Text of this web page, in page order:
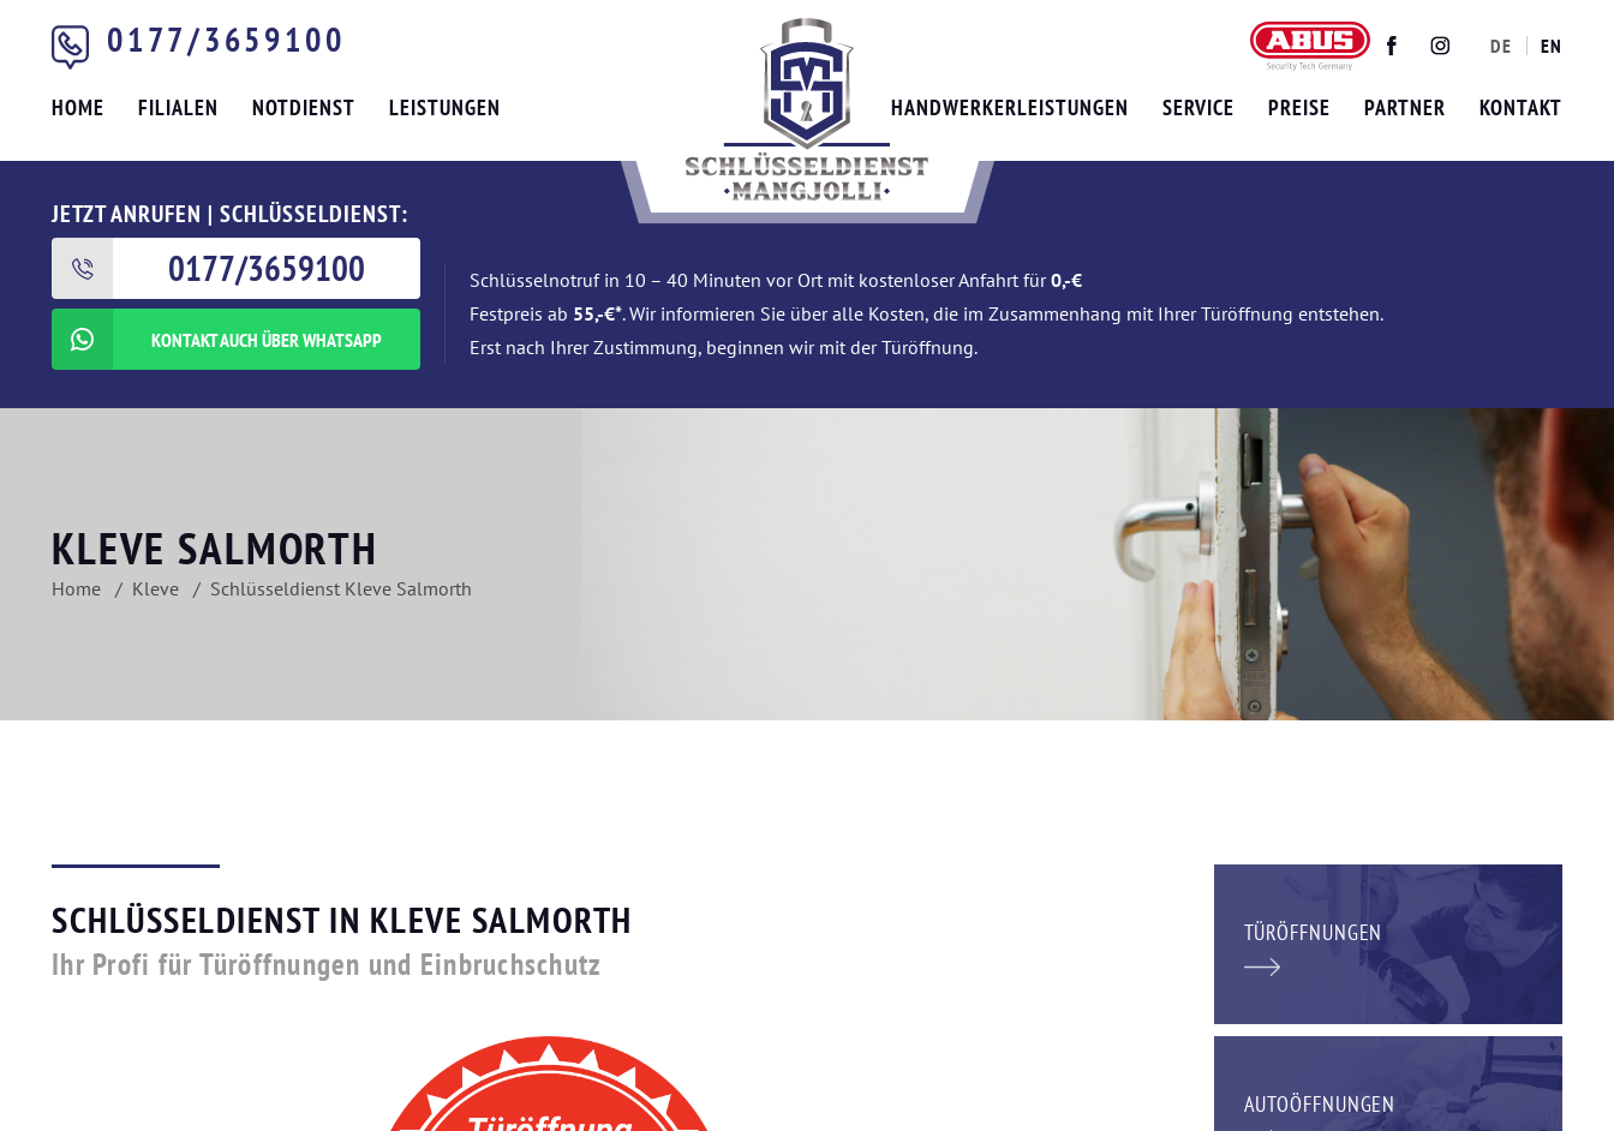
0177/3659100 TwitterFacebookInstagram
DE EN
HOME FILIALEN NOTDIENST LEISTUNGEN HANDWERKERLEISTUNGEN SERVICE PREISE PARTNER KONTAKT
JETZT ANRUFEN | SCHLÜSSELDIENST:
0177/3659100
KONTAKT AUCH ÜBER WHATSAPP
Schlüsselnotruf in 10 – 40 Minuten vor Ort mit kostenloser Anfahrt für0,-€
Festpreis ab 55,-€*. Wir informieren Sie über alle Kosten, die im Zusammenhang mit Ihrer Türöffnung entstehen.
Erst nach Ihrer Zustimmung, beginnen wir mit der Türöffnung.
KLEVE SALMORTH
Home Kleve Schlüsseldienst Kleve Salmorth
SCHLÜSSELDIENST IN KLEVE SALMORTH
Ihr Profi für Türöffnungen und Einbruchschutz
TÜRÖFFNUNGEN
AUTOÖFFNUNGEN